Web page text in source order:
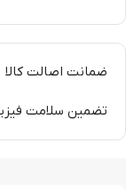
ضمانت اصالت کالا
تضمین سلامت